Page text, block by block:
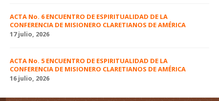
ACTA No. 6 ENCUENTRO DE ESPIRITUALIDAD DE LA
CONFERENCIA DE MISIONERO CLARETIANOS DE AMÉRICA
17 julio, 2026
ACTA No. 5 ENCUENTRO DE ESPIRITUALIDAD DE LA
CONFERENCIA DE MISIONERO CLARETIANOS DE AMÉRICA
16 julio, 2026